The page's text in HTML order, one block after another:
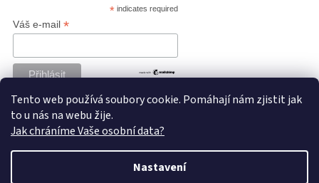
Tento web používá soubory cookie. Pomáhají nám zjistit jak
to u nás na webu žije.
Jak chráníme Vaše osobní data?
Nastavení
* indicates required
Váš e-mail *
Vytvořil Shoptet